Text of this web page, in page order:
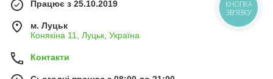
Працює з 25.10.2019
м. Луцьк
Конякіна 11, Луцьк, Україна
Контакти
КНОПКА
ЗВ'ЯЗКУ